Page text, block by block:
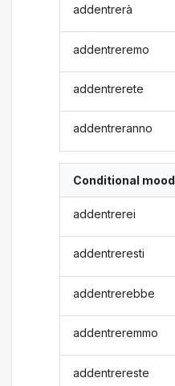
addentrerà
addentreremo
addentrerete
addentreranno
Conditional mood
addentrerei
addentreresti
addentrerebbe
addentreremmo
addentrereste